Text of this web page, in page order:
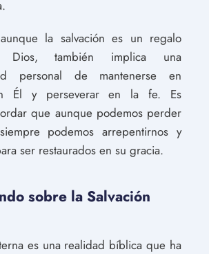
la salvación es un regalo
Dios, también implica una
personal de mantenerse en
Él y perseverar en la fe. Es
que aunque podemos perder
podemos arrepentirnos y
ser restaurados en su gracia.
sobre la Salvación
es una realidad bíblica que ha